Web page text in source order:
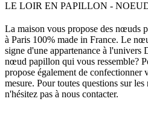
LE LOIR EN PAPILLON -
La maison vous propose des nœuds
à Paris 100% made in France. Le
signe d'une appartenance à l'univers
nœud papillon qui vous ressemble?
propose également de
mesure. Pour toutes questions sur
n'hésitez pas à nous contacter.